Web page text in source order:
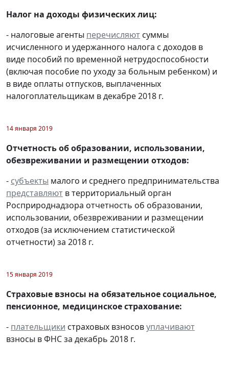
Налог на доходы физических лиц:
- налоговые агенты перечисляют суммы
исчисленного и удержанного налога с доходов в
виде пособий по временной нетрудоспособности
(включая пособие по уходу за больным ребенком) и
в виде оплаты отпусков, выплаченных
налогоплательщикам в декабре 2018 г.
14 января 2019
Отчетность об образовании, использовании,
обезвреживании и размещении отходов:
- субъекты малого и среднего предпринимательства
представляют в территориальный орган
Росприроднадзора отчетность об образовании,
использовании, обезвреживании и размещении
отходов (за исключением статистической
отчетности) за 2018 г.
15 января 2019
Страховые взносы на обязательное социальное,
пенсионное, медицинское страхование:
- плательщики страховых взносовуплачивают
взносы в ФНС за декабрь 2018 г.